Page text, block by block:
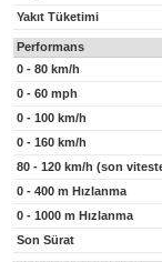
Yakıt Tüketimi
Performans
0 - 80 km/h
0 - 60 mph
0 - 100 km/h
0 - 160 km/h
80 - 120 km/h (son
0 - 400 m Hızlanma
0 - 1000 m Hızlanma
Son Sürat